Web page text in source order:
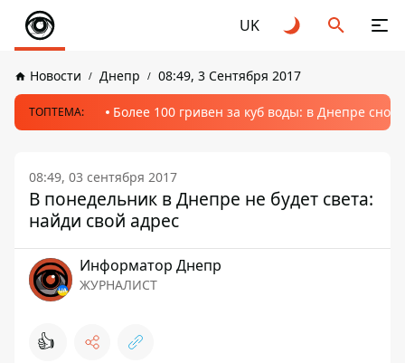
UK
Новости Днепр 08:49, 3 Сентября 2017
ТОПТЕМА: Более 100 гривен за куб воды: в Днепре
08:49, 03 сентября 2017
В понедельник в Днепре не будет света:
найди свой адрес
Информатор Днепр
ЖУРНАЛИСТ
👍